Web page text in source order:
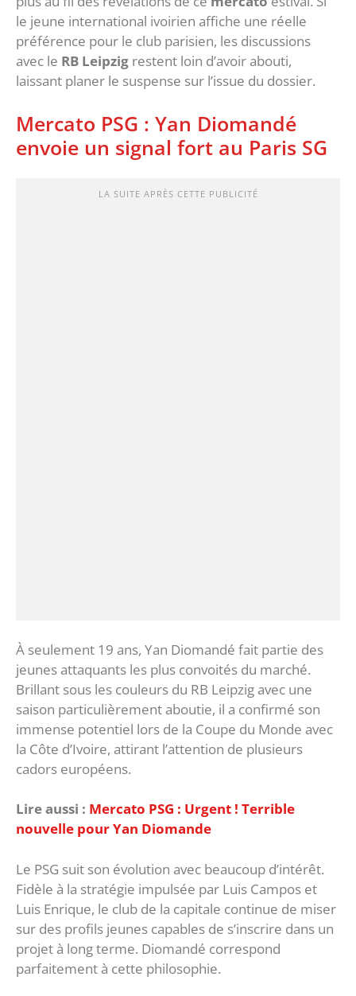
le jeune international ivoirien affiche une réelle
préférence pour le club parisien, les discussions
avec le RB Leipzig restent loin d’avoir abouti,
laissant planer le suspense sur l’issue du dossier.
‎Mercato PSG : Yan Diomandé
envoie un signal fort au Paris SG
LA SUITE APRÈS CETTE PUBLICITÉ
‎À seulement 19 ans, Yan Diomandé fait partie des
jeunes attaquants les plus convoités du marché.
Brillant sous les couleurs du RB Leipzig avec une
saison particulièrement aboutie, il a confirmé son
immense potentiel lors de la Coupe du Monde avec
la Côte d’Ivoire, attirant l’attention de plusieurs
cadors européens.
Lire aussi : Mercato PSG : Urgent ! Terrible
nouvelle pour Yan Diomande
‎Le PSG suit son évolution avec beaucoup d’intérêt.
Fidèle à la stratégie impulsée par Luis Campos et
Luis Enrique, le club de la capitale continue de miser
sur des profils jeunes capables de s’inscrire dans un
projet à long terme. Diomandé correspond
parfaitement à cette philosophie.